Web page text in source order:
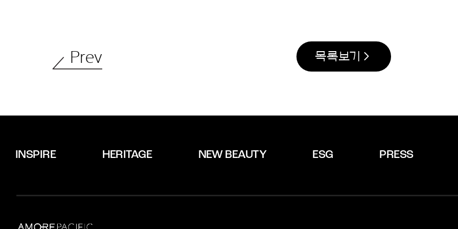
목록보기
Prev
HERITAGE
INSPIRE ESG PRESS
NEW BEAUTY